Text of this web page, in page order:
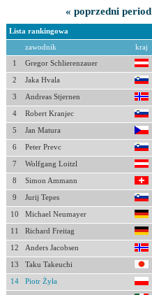
« poprzedni period
Lista rankingowa
zawodnik kraj
1 Gregor Schlierenzauer
2 Jaka Hvala
3 Andreas Stjernen
4 Robert Kranjec
5 Jan Matura
6 Peter Prevc
7 Wolfgang Loitzl
8 Simon Ammann
9 Jurij Tepes
10 Michael Neumayer
11 Richard Freitag
12 Anders Jacobsen
13 Taku Takeuchi
14 Piotr Żyła